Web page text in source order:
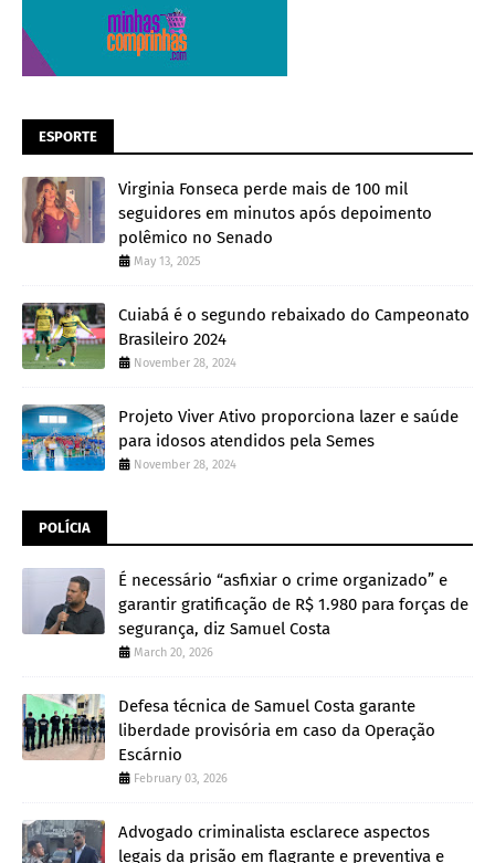
ESPORTE
Virginia Fonseca perde mais de 100 mil
seguidores em minutos após depoimento
polêmico no Senado
May 13, 2025
Cuiabá é o segundo rebaixado do Campeonato
Brasileiro 2024
November 28, 2024
Projeto Viver Ativo proporciona lazer e saúde
para idosos atendidos pela Semes
November 28, 2024
POLÍCIA
É necessário “asfixiar o crime organizado” e
garantir gratificação de R$ 1.980 para forças de
segurança, diz Samuel Costa
March 20, 2026
Defesa técnica de Samuel Costa garante
liberdade provisória em caso da Operação
Escárnio
February 03, 2026
Advogado criminalista esclarece aspectos
legais da prisão em flagrante e preventiva e